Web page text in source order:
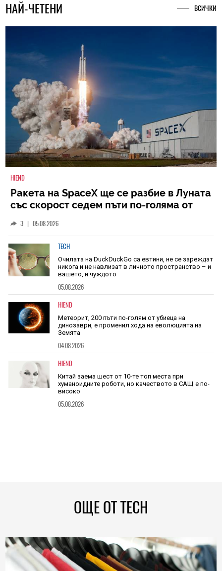
НАЙ-ЧЕТЕНИ ВСИЧКИ
HIEND
Ракета на SpaceX ще се разбие в Луната
със скорост седем пъти по-голяма от
3 | 05.08.2026
TECH
Очилата на DuckDuckGo са евтини, не се зареждат
никога и не навлизат в личното пространство – и
вашето, и чуждото
05.08.2026
HIEND
Метеорит, 200 пъти по-голям от убиеца на
динозаври, е променил хода на еволюцията на
Земята
04.08.2026
HIEND
Китай заема шест от 10-те топ места при
хуманоидните роботи, но качеството в САЩ е по-
високо
05.08.2026
ОЩЕ ОТ TECH